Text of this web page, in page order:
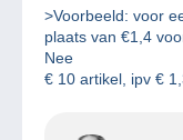
>Voorbeeld: voor
plaats van €1,4
Nee
€ 10 artikel, ipv €